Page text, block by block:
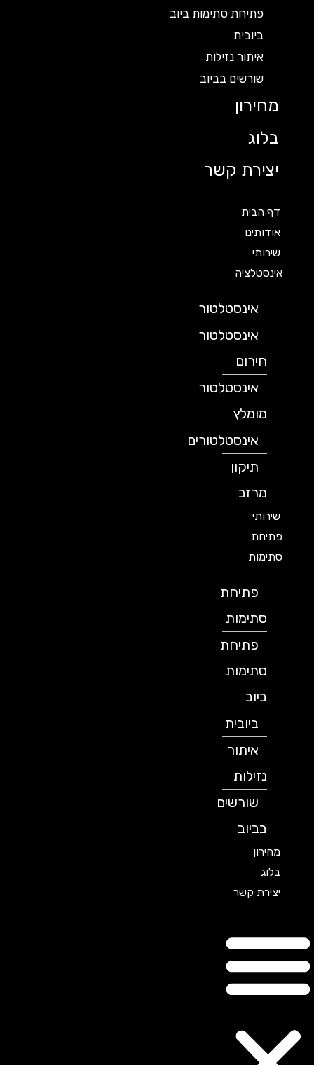
פתיחת סתימות ביוב
ביובית
איתור נזילות
שורשים בביוב
מחירון
בלוג
יצירת קשר
דף הבית
אודותינו
שירותי
אינסטלציה
אינסטלטור
אינסטלטור
חירום
אינסטלטור
מומלץ
אינסטלטורים
תיקון
מרזב
שירותי
פתיחת
סתימות
פתיחת
סתימות
פתיחת
סתימות
ביובית
איתור
נזילות
שורשים
בביוב
מחירון
יצירת קשר